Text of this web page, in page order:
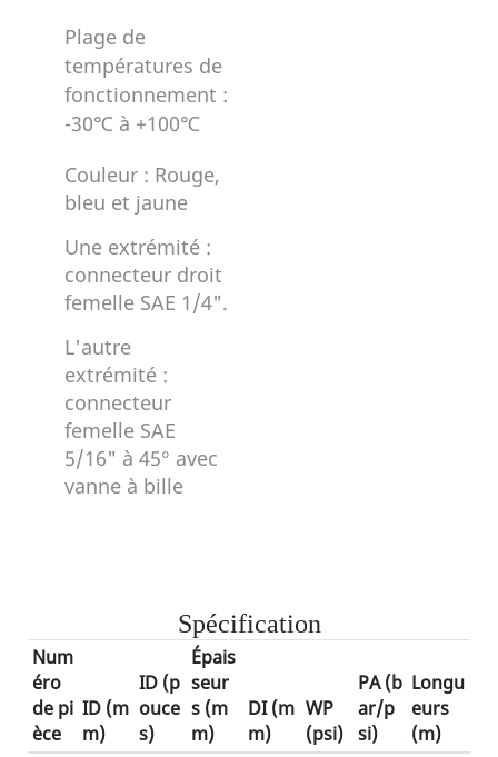
Plage de
températures de
fonctionnement :
-30℃ à +100℃
Couleur : Rouge,
bleu et jaune
Une extrémité :
connecteur droit
femelle SAE 1/4".
L'autre
extrémité :
connecteur
femelle SAE
5/16" à 45° avec
vanne à bille
Spécification
Num
éro
de pi
èce
ID (m
m)
ID (p
ouce
s)
Épais
seur
s (m
m)
DI (m
m)
WP
(psi)
PA (b
ar/p
si)
Longu
eurs
(m)